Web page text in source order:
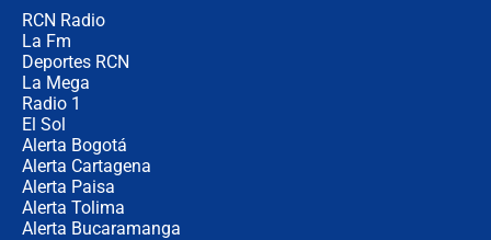
RCN Radio
La Fm
Deportes RCN
La Mega
Radio 1
El Sol
Alerta Bogotá
Alerta Cartagena
Alerta Paisa
Alerta Tolima
Alerta Bucaramanga